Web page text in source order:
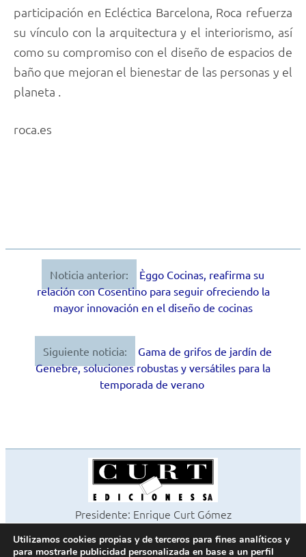
participación en Ecléctica Barcelona, Roca refuerza
su vínculo con la arquitectura y el interiorismo, así
como su compromiso con el diseño de espacios de
baño que mejoran el bienestar de las personas y el
planeta .
roca.es
Navegación
Noticia anterior:
Èggo Cocinas, reafirma su
relación con Cosentino para seguir ofreciendo la
mayor innovación en el diseño de cocinas
Siguiente noticia:
Gama de grifos de jardín de
Genebre, soluciones robustas y versátiles para la
temporada de verano
Presidente: Enrique Curt Gómez
©2026 Revista Cocinas y Baños
Utilizamos cookies propias y de terceros para fines analíticos y
para mostrarle publicidad personalizada en base a un perfil